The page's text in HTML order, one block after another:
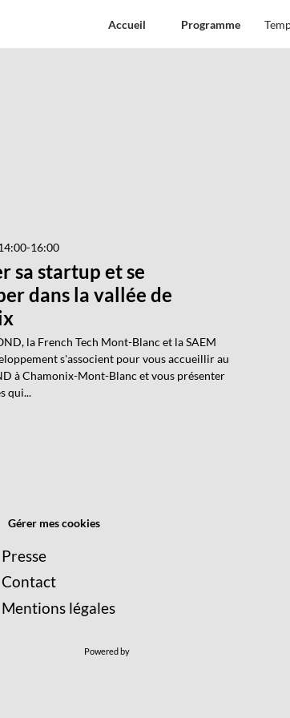
Accueil Programme
-16:00
sa startup et se
dans la vallée de
la French Tech Mont-Blanc et la SAEM
s'associent pour vous accueillir au
à Chamonix-Mont-Blanc et vous présenter
qui...
Gérer mes cookies
Presse
Contact
Mentions légales
Powered by